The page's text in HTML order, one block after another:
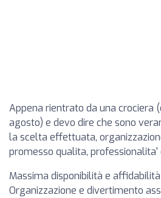
Appena rientrato da una crociera
agosto) e devo dire che sono
la scelta effettuata,
promesso qualita, professionalita'
Massima disponibilità e
Organizzazione e divertimento